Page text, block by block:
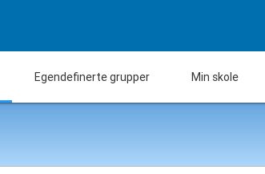
Egendefinerte grupper Min skole